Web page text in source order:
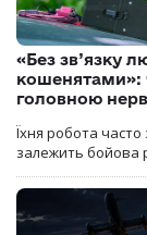
«Без зв’язку
кошенятами»:
головною
Їхня робота
залежить бойова